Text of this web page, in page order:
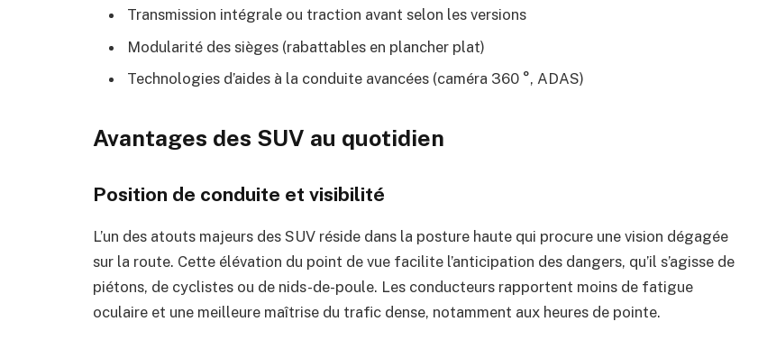
Transmission intégrale ou traction avant selon les versions
Modularité des sièges (rabattables en plancher plat)
Technologies d’aides à la conduite avancées (caméra 360 °, ADAS)
Avantages des SUV au quotidien
Position de conduite et visibilité
L’un des atouts majeurs des SUV réside dans la posture haute qui procure une vision dégagée
sur la route. Cette élévation du point de vue facilite l’anticipation des dangers, qu’il s’agisse de
piétons, de cyclistes ou de nids-de-poule. Les conducteurs rapportent moins de fatigue
oculaire et une meilleure maîtrise du trafic dense, notamment aux heures de pointe.